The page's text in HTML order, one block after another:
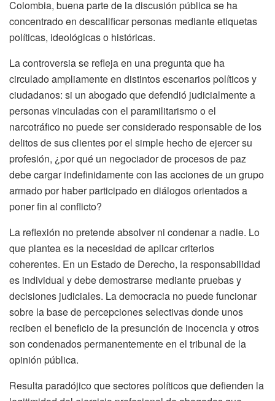
Colombia, buena parte de la discusión pública se ha
concentrado en descalificar personas mediante etiquetas
políticas, ideológicas o históricas.
La controversia se refleja en una pregunta que ha
circulado ampliamente en distintos escenarios políticos y
ciudadanos: si un abogado que defendió judicialmente a
personas vinculadas con el paramilitarismo o el
narcotráfico no puede ser considerado responsable de los
delitos de sus clientes por el simple hecho de ejercer su
profesión, ¿por qué un negociador de procesos de paz
debe cargar indefinidamente con las acciones de un grupo
armado por haber participado en diálogos orientados a
poner fin al conflicto?
La reflexión no pretende absolver ni condenar a nadie. Lo
que plantea es la necesidad de aplicar criterios
coherentes. En un Estado de Derecho, la responsabilidad
es individual y debe demostrarse mediante pruebas y
decisiones judiciales. La democracia no puede funcionar
sobre la base de percepciones selectivas donde unos
reciben el beneficio de la presunción de inocencia y otros
son condenados permanentemente en el tribunal de la
opinión pública.
Resulta paradójico que sectores políticos que defienden la